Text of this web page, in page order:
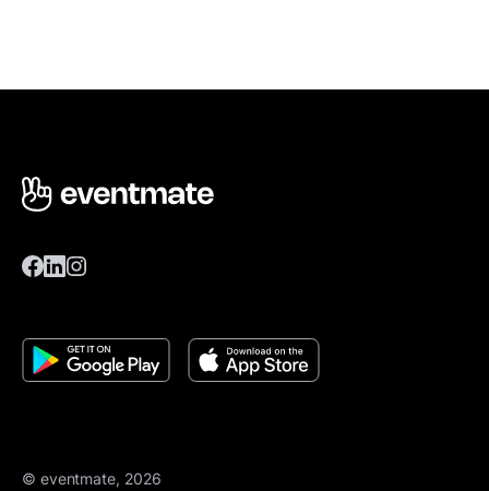
© eventmate, 2026